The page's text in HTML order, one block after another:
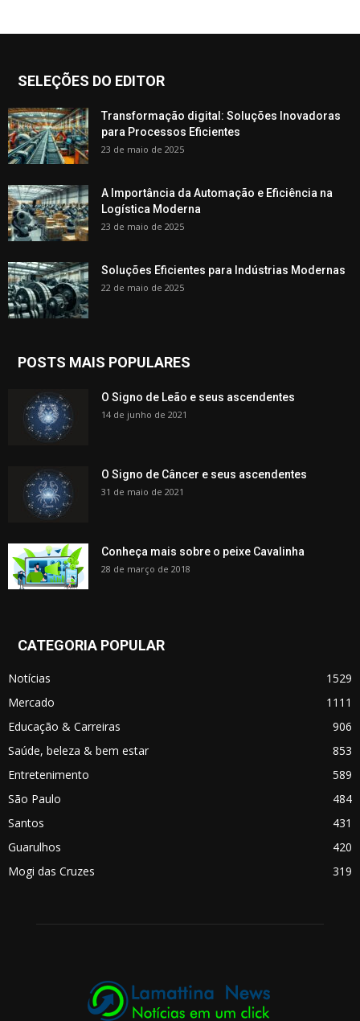
SELEÇÕES DO EDITOR
Transformação digital: Soluções Inovadoras
para Processos Eficientes
23 de maio de 2025
A Importância da Automação e Eficiência na
Logística Moderna
23 de maio de 2025
Soluções Eficientes para Indústrias Modernas
22 de maio de 2025
POSTS MAIS POPULARES
O Signo de Leão e seus ascendentes
14 de junho de 2021
O Signo de Câncer e seus ascendentes
31 de maio de 2021
Conheça mais sobre o peixe Cavalinha
28 de março de 2018
CATEGORIA POPULAR
Notícias
1529
Mercado
1111
Educação & Carreiras
906
Saúde, beleza & bem estar
853
Entretenimento
589
São Paulo
484
Santos
431
Guarulhos
420
Mogi das Cruzes
319